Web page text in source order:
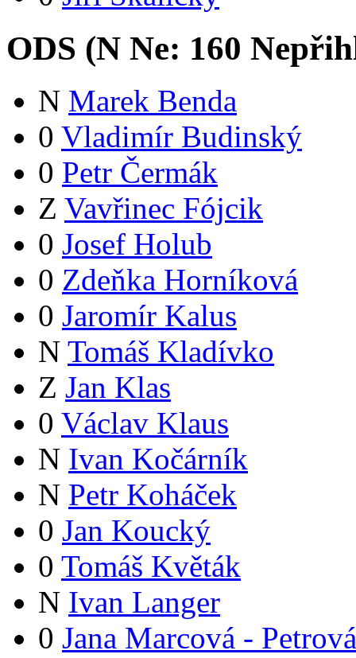
ODS (N Ne: 160
N Marek Benda
0 Vladimír Budinský
0 Petr Čermák
Z Vavřinec Fójcik
0 Josef Holub
0 Zdeňka Horníková
0 Jaromír Kalus
N Tomáš Kladívko
Z Jan Klas
0 Václav Klaus
N Ivan Kočárník
N Petr Koháček
0 Jan Koucký
0 Tomáš Květák
N Ivan Langer
0 Jana Marcová - Petrová